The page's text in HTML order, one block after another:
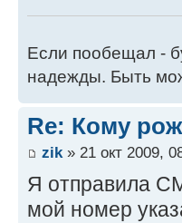
Если пообещал -
надежды. Быть
Re: Кому
zik» 21 окт 2009,
Я отправила
мой номер